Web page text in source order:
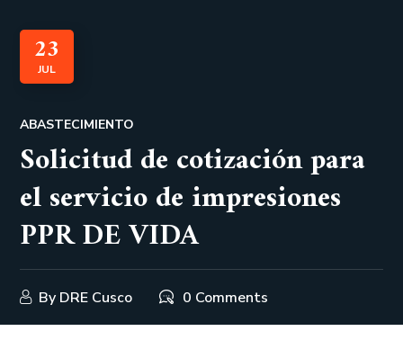
23
JUL
ABASTECIMIENTO
Solicitud de cotización para
el servicio de impresiones
PPR DE VIDA
By DRE Cusco 0 Comments